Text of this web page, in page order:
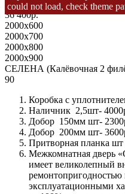
could not load, check theme
Размер полотна
36 400р.
2000x600
2000x700
2000x800
2000x900
СЕЛЕНА (Калёвочная 2
90
Коробка с
Наличник 2,5шт-
Добор 150мм шт-
Добор 200мм шт-
Притворная планка
Межкомнатная дверь
имеет великолепный
эксплуатационными